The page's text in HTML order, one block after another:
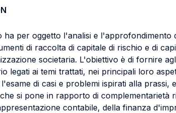
ha per oggetto l'analisi e l'approfondimento
di raccolta di capitale di rischio e di
societaria. L'obiettivo è di fornire
legati ai temi trattati, nei principali loro
di casi e problemi ispirati alla
si pone in rapporto di complementarietà
contabile, della finanza